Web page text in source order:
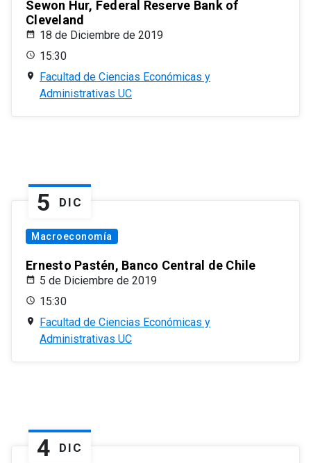
Sewon Hur, Federal Reserve Bank of
Cleveland
18 de Diciembre de 2019
15:30
Facultad de Ciencias Económicas y
Administrativas UC
5 DIC
Macroeconomía
Ernesto Pastén, Banco Central de Chile
5 de Diciembre de 2019
15:30
Facultad de Ciencias Económicas y
Administrativas UC
4 DIC